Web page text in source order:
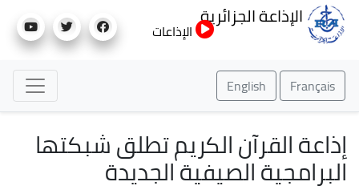
إلى
الإذاعة الجزائرية
الإذاعات
Français
English
إذاعة القرآن الكريم تطلق شبكتها
البرامجية الصيفية الجديدة